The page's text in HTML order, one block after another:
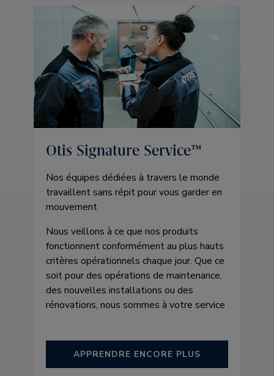
Otis Signature Service™
Nos équipes dédiées à travers le monde
travaillent sans répit pour vous garder en
mouvement
Nous veillons à ce que nos produits
fonctionnent conformément au plus hauts
critères opérationnels chaque jour. Que ce
soit pour des opérations de maintenance,
des nouvelles installations ou des
rénovations, nous sommes à votre service
APPRENDRE ENCORE PLUS